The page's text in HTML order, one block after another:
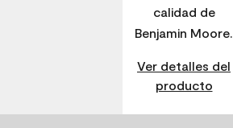
calidad de
Benjamin Moore.
Ver detalles del
producto